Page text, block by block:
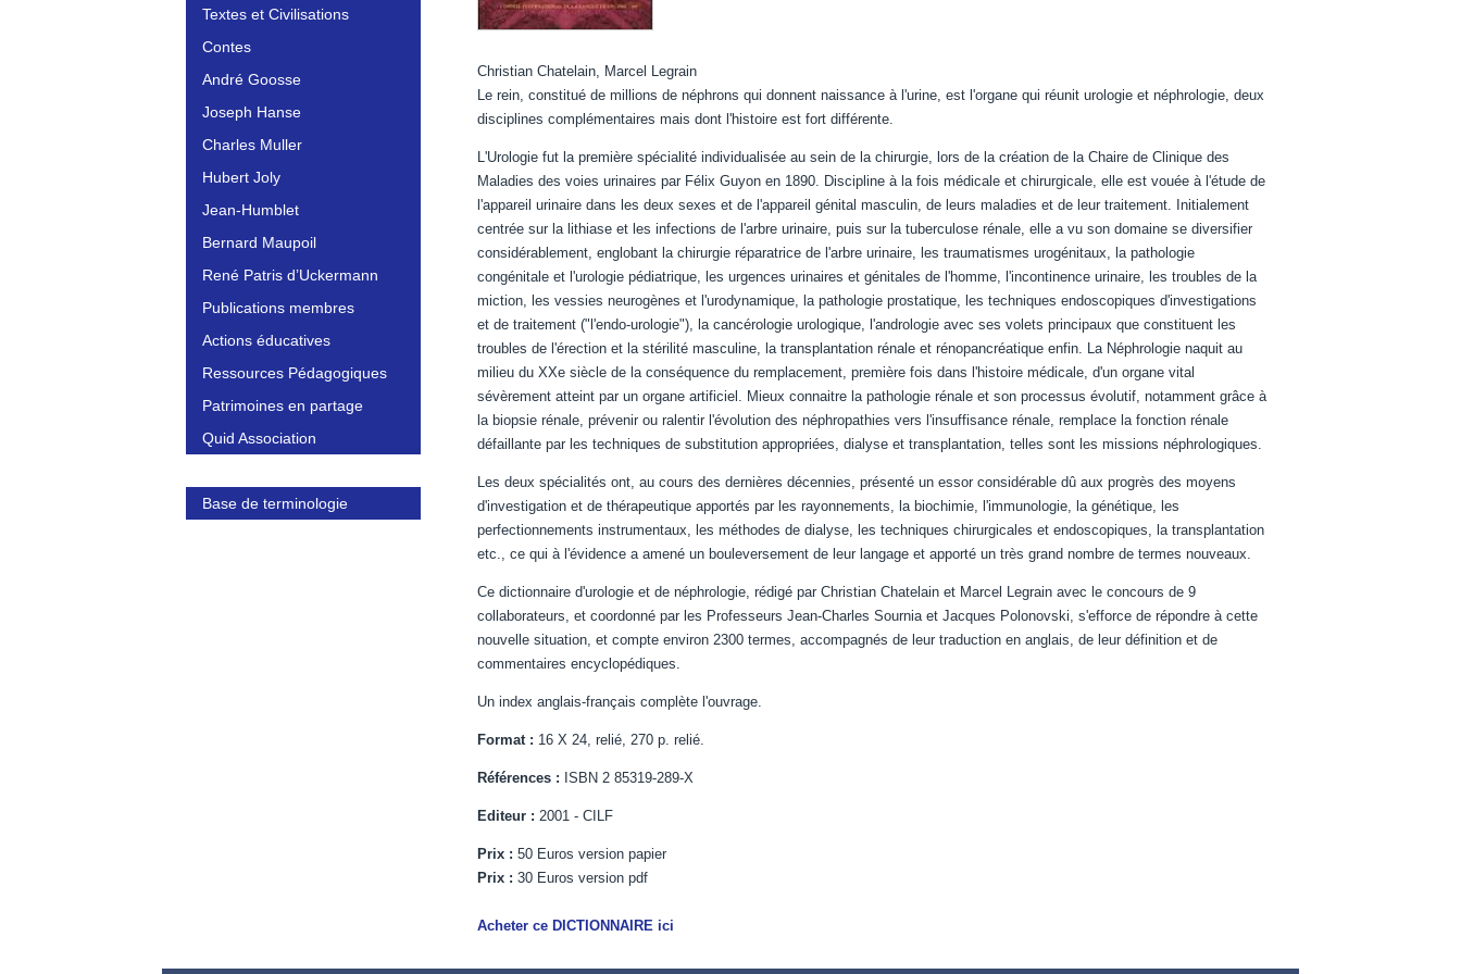
Textes et Civilisations
Contes
André Goosse
Joseph Hanse
Charles Muller
Hubert Joly
Jean-Humblet
Bernard Maupoil
René Patris d’Uckermann
Publications membres
Actions éducatives
Ressources Pédagogiques
Patrimoines en partage
Quid Association
Base de terminologie
Christian Chatelain, Marcel Legrain
Le rein, constitué de millions de néphrons qui donnent naissance à l'urine, est l'organe qui réunit urologie et néphrologie, deux
disciplines complémentaires mais dont l'histoire est fort différente.
L'Urologie fut la première spécialité individualisée au sein de la chirurgie, lors de la création de la Chaire de Clinique des
Maladies des voies urinaires par Félix Guyon en 1890. Discipline à la fois médicale et chirurgicale, elle est vouée à l'étude de
l'appareil urinaire dans les deux sexes et de l'appareil génital masculin, de leurs maladies et de leur traitement. Initialement
centrée sur la lithiase et les infections de l'arbre urinaire, puis sur la tuberculose rénale, elle a vu son domaine se diversifier
considérablement, englobant la chirurgie réparatrice de l'arbre urinaire, les traumatismes urogénitaux, la pathologie
congénitale et l'urologie pédiatrique, les urgences urinaires et génitales de l'homme, l'incontinence urinaire, les troubles de la
miction, les vessies neurogènes et l'urodynamique, la pathologie prostatique, les techniques endoscopiques d'investigations
et de traitement ("l'endo-urologie"), la cancérologie urologique, l'andrologie avec ses volets principaux que constituent les
troubles de l'érection et la stérilité masculine, la transplantation rénale et rénopancréatique enfin. La Néphrologie naquit au
milieu du XXe siècle de la conséquence du remplacement, première fois dans l'histoire médicale, d'un organe vital
sévèrement atteint par un organe artificiel. Mieux connaitre la pathologie rénale et son processus évolutif, notamment grâce à
la biopsie rénale, prévenir ou ralentir l'évolution des néphropathies vers l'insuffisance rénale, remplace la fonction rénale
défaillante par les techniques de substitution appropriées, dialyse et transplantation, telles sont les missions néphrologiques.
Les deux spécialités ont, au cours des dernières décennies, présenté un essor considérable dû aux progrès des moyens
d'investigation et de thérapeutique apportés par les rayonnements, la biochimie, l'immunologie, la génétique, les
perfectionnements instrumentaux, les méthodes de dialyse, les techniques chirurgicales et endoscopiques, la transplantation
etc., ce qui à l'évidence a amené un bouleversement de leur langage et apporté un très grand nombre de termes nouveaux.
Ce dictionnaire d'urologie et de néphrologie, rédigé par Christian Chatelain et Marcel Legrain avec le concours de 9
collaborateurs, et coordonné par les Professeurs Jean-Charles Sournia et Jacques Polonovski, s'efforce de répondre à cette
nouvelle situation, et compte environ 2300 termes, accompagnés de leur traduction en anglais, de leur définition et de
commentaires encyclopédiques.
Un index anglais-français complète l'ouvrage.
Format : 16 X 24, relié, 270 p. relié.
Références : ISBN 2 85319-289-X
Editeur : 2001 - CILF
Prix : 50 Euros version papier
Prix : 30 Euros version pdf
Acheter ce DICTIONNAIRE ici